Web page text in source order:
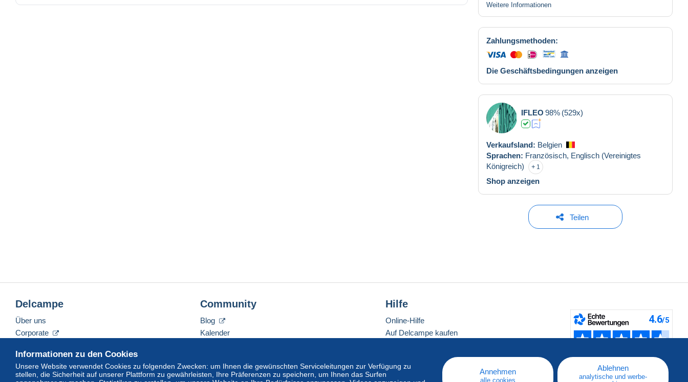
Weitere Informationen
Zahlungsmethoden:
Die Geschäftsbedingungen anzeigen
IFLEO 98% (529x)
Verkaufsland: Belgien
Sprachen: Französisch, Englisch (Vereinigtes
Königreich)
1
Shop anzeigen
Teilen
Informationen zu den Cookies
Unsere Website verwendet Cookies zu folgenden Zwecken: um Ihnen die gewünschten Serviceleitungen zur Verfügung zu
stellen, die Sicherheit auf unserer Plattform zu gewährleisten, Ihre Präferenzen zu speichern, um Ihnen das Surfen
Annehmen
alle cookies
Ablehnen
analytische und werbe-
Delcampe
Über uns
Corporate
Nehmen Sie Kontakt mit uns auf
Community
Blog
Kalender
Hilfe
Online-Hilfe
Auf Delcampe kaufen
Eine sichere Website